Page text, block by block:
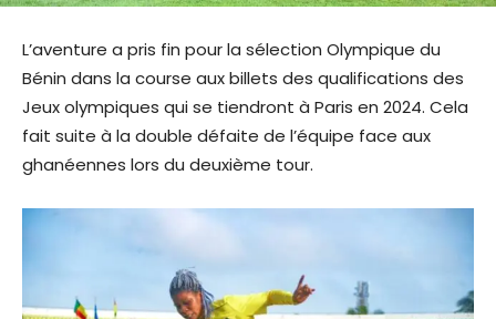
L’aventure a pris fin pour la sélection Olympique du
Bénin dans la course aux billets des qualifications des
Jeux olympiques qui se tiendront à Paris en 2024. Cela
fait suite à la double défaite de l’équipe face aux
ghanéennes lors du deuxième tour.